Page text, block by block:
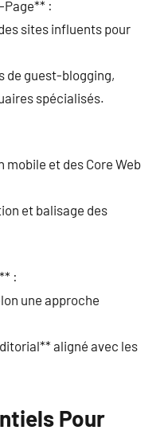
:
sites influents pour
de guest-blogging,
spécialisés.
mobile et des Core Web
et balisage des
:
une approche
aligné avec les
Pour